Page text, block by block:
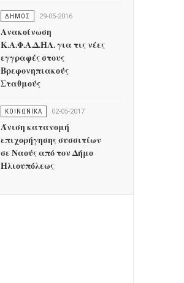
ΔΗΜΟΣ 29-05-2016
Ανακοίνωση
Κ.Α.Φ.Α.Δ.ΗΛ. για τις νέες
εγγραφές στους
Βρεφονηπιακούς
Σταθμούς
ΚΟΙΝΩΝΙΚΑ 02-05-2017
Άνιση κατανομή
επιχορήγησης συσσιτίων
σε Ναούς από τον Δήμο
Ηλιουπόλεως